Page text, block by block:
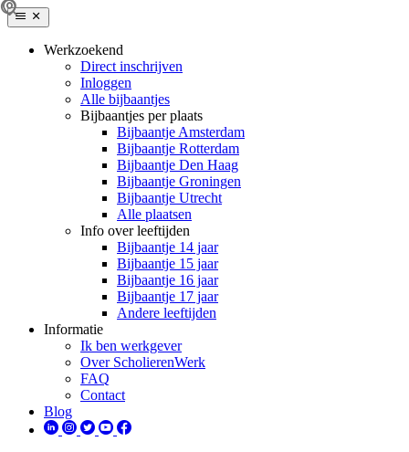
Werkzoekend
Direct inschrijven
Inloggen
Alle bijbaantjes
Bijbaantjes per plaats
Bijbaantje Amsterdam
Bijbaantje Rotterdam
Bijbaantje Den Haag
Bijbaantje Groningen
Bijbaantje Utrecht
Alle plaatsen
Info over leeftijden
Bijbaantje 14 jaar
Bijbaantje 15 jaar
Bijbaantje 16 jaar
Bijbaantje 17 jaar
Andere leeftijden
Informatie
Ik ben werkgever
Over ScholierenWerk
FAQ
Contact
Blog